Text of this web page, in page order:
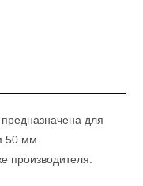
для
50 мм
производителя.